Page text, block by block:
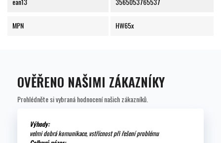
MPN HW65x
OVĚŘENO NAŠIMI ZÁKAZNÍKY
Prohlédněte si vybraná hodnocení našich zákazníků.
Výhody:
velmi dobrá komunikace, vstřícnost při řešení problému